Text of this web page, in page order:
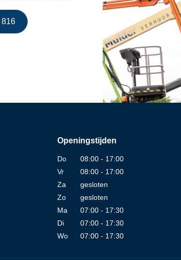
816
Openingstijden
Do
08:00 - 17:00
Vr
08:00 - 17:00
Za
gesloten
Zo
gesloten
Ma
07:00 - 17:30
Di
07:00 - 17:30
Wo
07:00 - 17:30